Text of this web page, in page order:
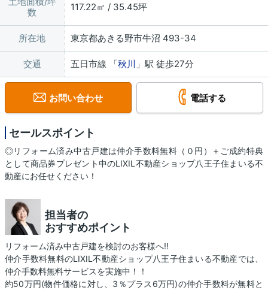
数
117.22㎡ / 35.45坪
所在地 東京都あきる野市牛沼 493-34
交通 五日市線 「秋川 」駅 徒歩27分
お問い合わせ 電話する
セールスポイント
◎リフォーム済み中古戸建は仲介手数料無料（０円）＋ご成約特典
として商品券プレゼント中のLIXIL不動産ショップ八王子住まいる不
動産にお任せください！
担当者の
おすすめポイント
リフォーム済み中古戸建を検討のお客様へ!!
仲介手数料無料のLIXIL不動産ショップ八王子住まいる不動産では、
仲介手数料無料サービスを実施中！！
約50万円(物件価格に対し、3％プラス6万円)の仲介手数料が無料と